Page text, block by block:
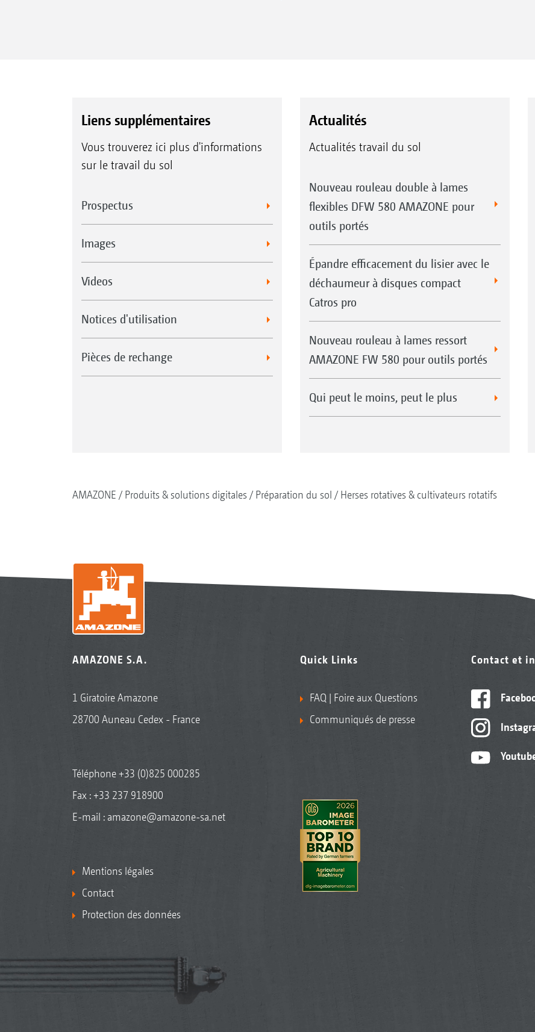
Liens supplémentaires
Vous trouverez ici plus d'informations
sur le travail du sol
Prospectus
Images
Videos
Notices d'utilisation
Pièces de rechange
Actualités
Actualités travail du sol
Nouveau rouleau double à lames
flexibles DFW 580 AMAZONE pour
outils portés
Épandre efficacement du lisier avec le
déchaumeur à disques compact
Catros pro
Nouveau rouleau à lames ressort
AMAZONE FW 580 pour outils portés
Qui peut le moins, peut le plus
AMAZONE Produits & solutions digitales Préparation du sol Herses rotatives & cultivateurs rotatifs
AMAZONE S.A.
1 Giratoire Amazone
28700 Auneau Cedex - France
Téléphone+33 (0)825 000285
Fax : +33 237 918900
E-mail : amazone@amazone-sa.net
Mentions légales
Contact
Protection des données
Quick Links
FAQ | Foire aux Questions
Communiqués de presse
Contact et